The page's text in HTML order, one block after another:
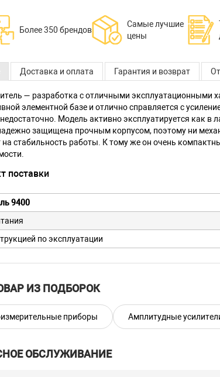
Более 350 брендов
Самые лучшие
цены
Доставка и оплата Гарантия и возврат
— разработка с отличными эксплуатационными
элементной базе и отлично справляется с
Модель активно эксплуатируется как в
защищена прочным корпусом, поэтому ни
стабильность работы. К тому же он очень
поставки
9400
по эксплуатации
ИЗ ПОДБОРОК
приборы Амплитудные
ОБСЛУЖИВАНИЕ